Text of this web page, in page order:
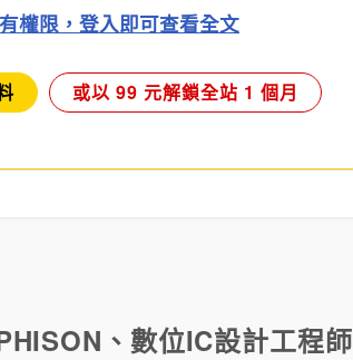
權限，登入即可查看全文
或以 99 元解鎖全站 1 個月
、 數位IC設計工程師